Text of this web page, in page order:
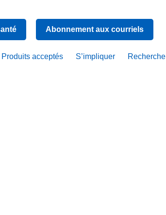
Abonnement aux courriels
Produits acceptés S’impliquer Recherche